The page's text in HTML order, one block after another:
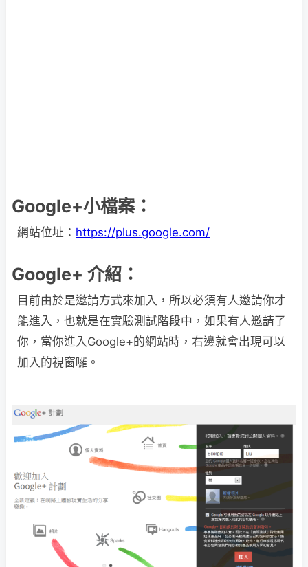
Google+小檔案：
網站位址： https://plus.google.com/
Google+ 介紹：
目前由於是邀請方式來加入，所以必須有人邀請你才
能進入，也就是在實驗測試階段中，如果有人邀請了
你，當你進入Google+的網站時，右邊就會出現可以
加入的視窗囉。